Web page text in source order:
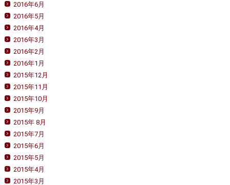
2016年6月
2016年5月
2016年4月
2016年3月
2016年2月
2016年1月
2015年12月
2015年11月
2015年10月
2015年9月
2015年 8月
2015年7月
2015年6月
2015年5月
2015年4月
2015年3月